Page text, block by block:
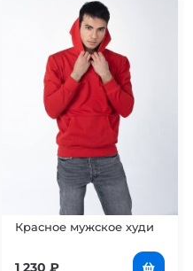
Красное мужское худи